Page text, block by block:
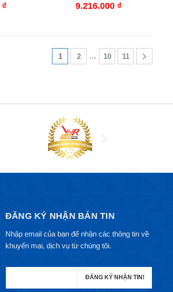
₫ 9.216.000 ₫
1 2 … 10 11
ĐĂNG KÝ NHẬN BẢN TIN
Nhập email của bạn để nhận các thông tin về
khuyến mại, dịch vụ từ chúng tôi.